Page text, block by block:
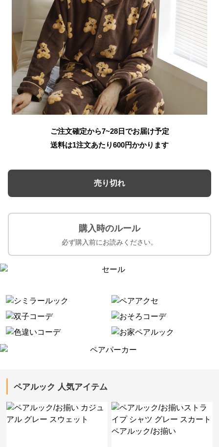
ご注文確定から7~28日でお届け予定
送料は1注文あたり600円かかります
売り切れ
購入時のルール
必ず購入前にお読みください。
ペアルック 人気アイテム